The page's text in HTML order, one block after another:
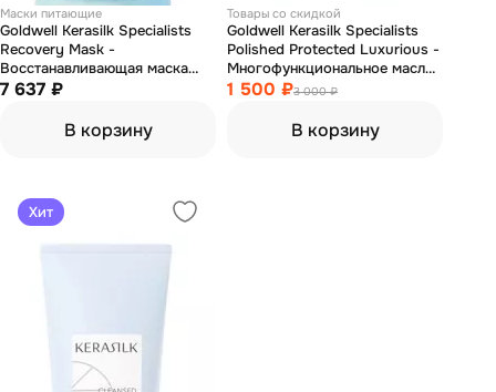
Маски питающие
Goldwell Kerasilk Specialists
Recovery Mask -
Восстанавливающая маска
для волос 500 мл
7 637 ₽
В корзину
Товары со скидкой
Goldwell Kerasilk Specialists
Polished Protected Luxurious -
Многофункциональное масло
для волос 50 мл
1 500 ₽3 000 ₽
В корзину
Хит